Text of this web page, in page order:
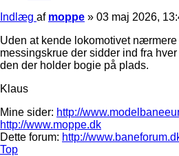
Indlæg af moppe » 03 maj 2026,
Uden at kende lokomotivet
messingskrue der sidder ind fra
den der holder bogie på plads.
Klaus
Mine sider: http://
http://www.moppe.dk
Dette forum: http://
Top